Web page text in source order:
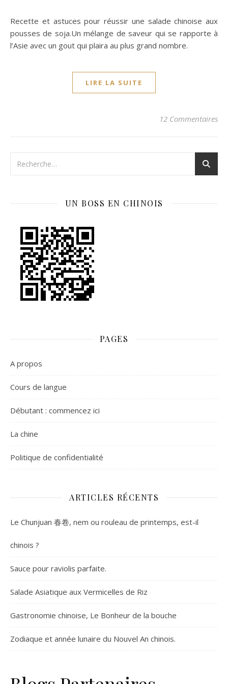
Recette et astuces pour réussir une salade chinoise aux
pousses de soja.Un mélange de saveur qui se rapporte à
l’Asie avec un gout qui plaira au plus grand nombre.
LIRE LA SUITE
12 Commentaires
UN BOSS EN CHINOIS
PAGES
A propos
Cours de langue
Débutant : commencez ici
La chine
Politique de confidentialité
ARTICLES RÉCENTS
Le Chunjuan 春卷, nem ou rouleau de printemps, est-il
chinois ?
Sauce pour raviolis parfaite.
Salade Asiatique aux Vermicelles de Riz
Gastronomie chinoise, Le Bonheur de la bouche
Zodiaque et année lunaire du Nouvel An chinois.